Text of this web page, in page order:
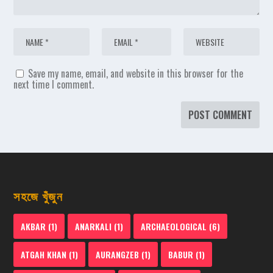
Save my name, email, and website in this browser for the
next time I comment.
সহজে খুঁজুন
AKBAR (1) ANARKALI (1) ARCHAEOLOGICAL (6)
ATGAH KHAN (1) AURANGZEB (1) BABUR (1)